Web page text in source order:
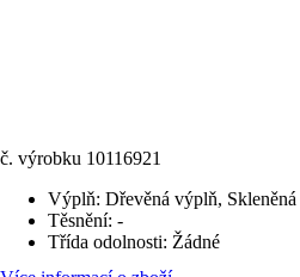
č. výrobku 10116921
Výplň: Dřevěná výplň,
Těsnění: -
Třída odolnosti: Žádné